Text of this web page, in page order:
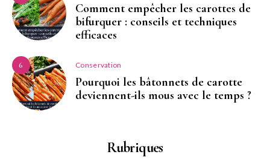
Comment empêcher les carottes de
bifurquer : conseils et techniques
efficaces
6 Conservation
Pourquoi les bâtonnets de carotte
deviennent-ils mous avec le temps ?
Rubriques